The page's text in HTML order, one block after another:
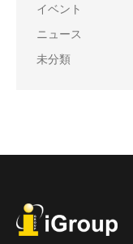
イベント
ニュース
未分類